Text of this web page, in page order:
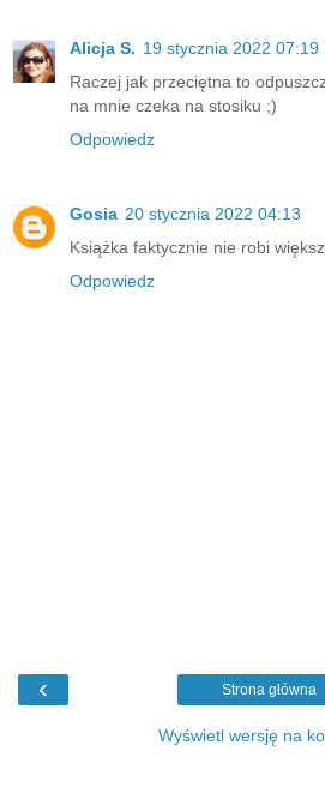
Alicja S. 19 stycznia 2022 07:19
Raczej jak przeciętna to
na mnie czeka na stosiku ;)
Odpowiedz
Gosia 20 stycznia 2022 04:13
Książka faktycznie nie robi
Odpowiedz
‹ Strona główna
Wyświetl wersję na